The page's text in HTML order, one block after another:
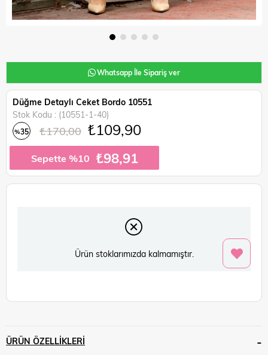
Whatsapp İle Sipariş ver
Düğme Detaylı Ceket Bordo 10551
Stok Kodu
(10551-1-40)
%35 ₺170,00 ₺109,90
Sepette %10 ₺98,91
Ürün stoklarımızda kalmamıştır.
ÜRÜN ÖZELLIKLERI